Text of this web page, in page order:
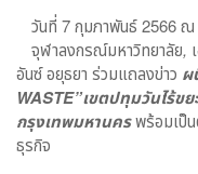
วันที่ 7 กุมภาพันธ์ 2566 ณ
จุฬาลงกรณ์มหาวิทยาลัย,
อันซ์ อยุธยา ร่วมแถลงข่าว ผ
WASTE”เขตปทุมวันไร้ข
กรุงเทพมหานครพร้อมเป็น
ธุรกิจ